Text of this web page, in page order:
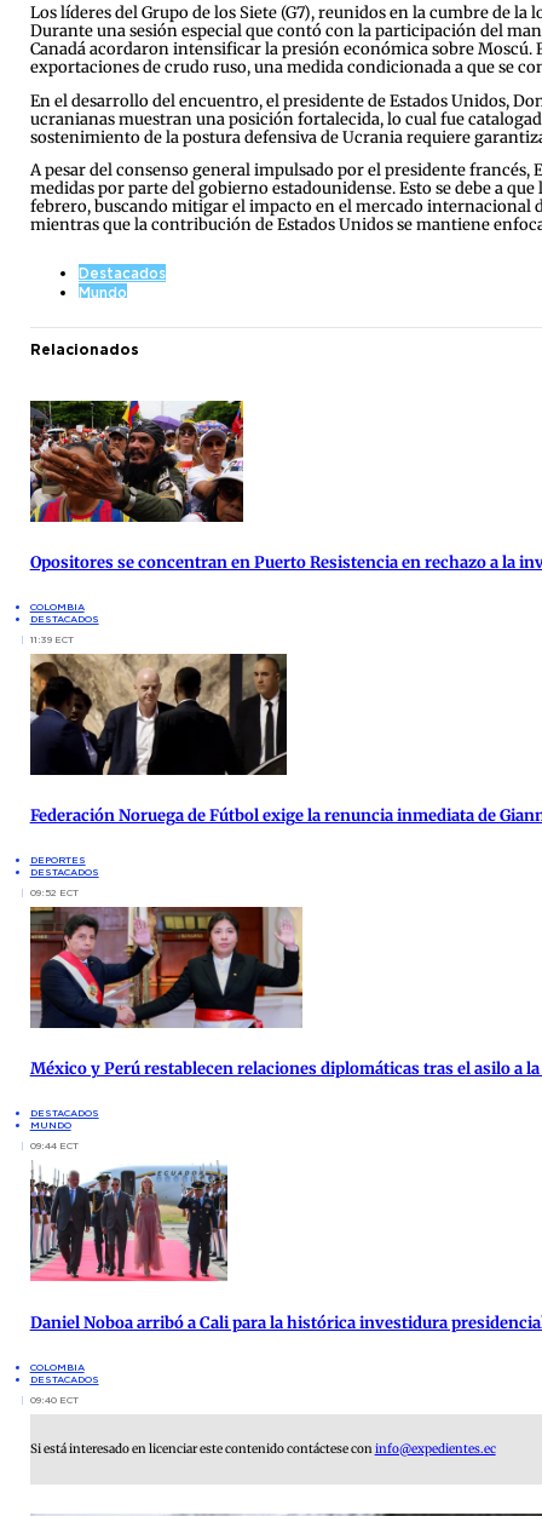
Los líderes del Grupo de los Siete (G7), reunidos en la cumbre de
Durante una sesión especial que contó con la participación del
Canadá acordaron intensificar la presión económica sobre Moscú.
exportaciones de crudo ruso, una medida condicionada a que se
En el desarrollo del encuentro, el presidente de Estados Unidos,
ucranianas muestran una posición fortalecida, lo cual fue
sostenimiento de la postura defensiva de Ucrania requiere
A pesar del consenso general impulsado por el presidente
medidas por parte del gobierno estadounidense. Esto se debe a
febrero, buscando mitigar el impacto en el mercado internacional
mientras que la contribución de Estados Unidos se mantiene
Destacados
Mundo
Relacionados
Opositores se concentran en Puerto Resistencia en rechazo a la
COLOMBIA
DESTACADOS
11:39 ECT
Federación Noruega de Fútbol exige la renuncia inmediata de
DEPORTES
DESTACADOS
09:52 ECT
México y Perú restablecen relaciones diplomáticas tras el asilo a
DESTACADOS
MUNDO
09:44 ECT
Daniel Noboa arribó a Cali para la histórica investidura
COLOMBIA
DESTACADOS
09:40 ECT
Si está interesado en licenciar este contenido contáctese coninfo@expedientes.ec